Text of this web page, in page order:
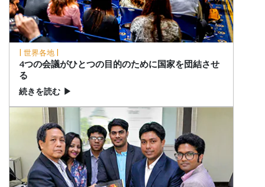
| 世界各地 |
4つの会議がひとつの目的のために国家を団結させ
る
続きを読む ▶